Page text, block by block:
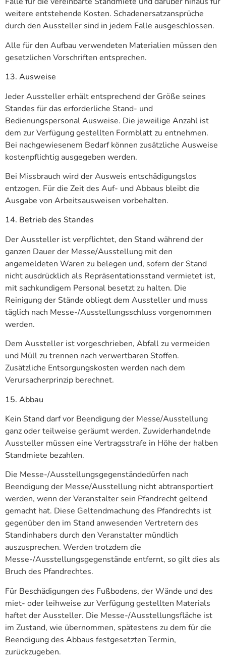
weitere entstehende Kosten. Schadenersatzansprüche
durch den Aussteller sind in jedem Falle ausgeschlossen.
Alle für den Aufbau verwendeten Materialien müssen den
gesetzlichen Vorschriften entsprechen.
13. Ausweise
Jeder Aussteller erhält entsprechend der Größe seines
Standes für das erforderliche Stand- und
Bedienungspersonal Ausweise. Die jeweilige Anzahl ist
dem zur Verfügung gestellten Formblatt zu entnehmen.
Bei nachgewiesenem Bedarf können zusätzliche Ausweise
kostenpflichtig ausgegeben werden.
Bei Missbrauch wird der Ausweis entschädigungslos
entzogen. Für die Zeit des Auf- und Abbaus bleibt die
Ausgabe von Arbeitsausweisen vorbehalten.
14. Betrieb des Standes
Der Aussteller ist verpflichtet, den Stand während der
ganzen Dauer der Messe/Ausstellung mit den
angemeldeten Waren zu belegen und, sofern der Stand
nicht ausdrücklich als Repräsentationsstand vermietet ist,
mit sachkundigem Personal besetzt zu halten. Die
Reinigung der Stände obliegt dem Aussteller und muss
täglich nach Messe-/Ausstellungsschluss vorgenommen
werden.
Dem Aussteller ist vorgeschrieben, Abfall zu vermeiden
und Müll zu trennen nach verwertbaren Stoffen.
Zusätzliche Entsorgungskosten werden nach dem
Verursacherprinzip berechnet.
15. Abbau
Kein Stand darf vor Beendigung der Messe/Ausstellung
ganz oder teilweise geräumt werden. Zuwiderhandelnde
Aussteller müssen eine Vertragsstrafe in Höhe der halben
Standmiete bezahlen.
Die Messe-/Ausstellungsgegenständedürfen nach
Beendigung der Messe/Ausstellung nicht abtransportiert
werden, wenn der Veranstalter sein Pfandrecht geltend
gemacht hat. Diese Geltendmachung des Pfandrechts ist
gegenüber den im Stand anwesenden Vertretern des
Standinhabers durch den Veranstalter mündlich
auszusprechen. Werden trotzdem die
Messe-/Ausstellungsgegenstände entfernt, so gilt dies als
Bruch des Pfandrechtes.
Für Beschädigungen des Fußbodens, der Wände und des
miet- oder leihweise zur Verfügung gestellten Materials
haftet der Aussteller. Die Messe-/Ausstellungsfläche ist
im Zustand, wie übernommen, spätestens zu dem für die
Beendigung des Abbaus festgesetzten Termin,
zurückzugeben.